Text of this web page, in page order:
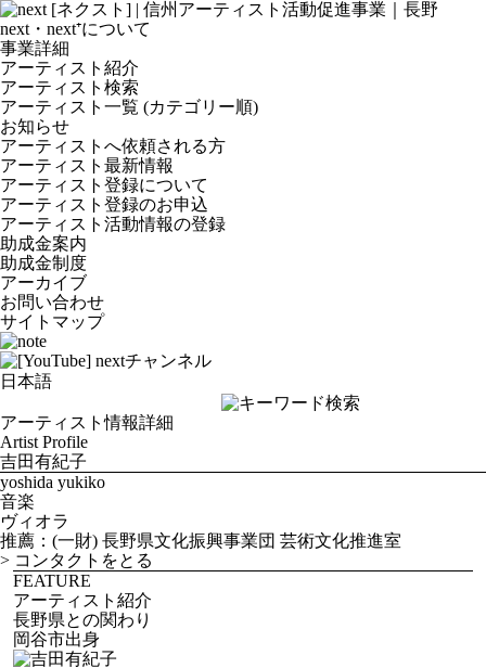
next・next⁺について
事業詳細
アーティスト紹介
アーティスト検索
アーティスト一覧 (カテゴリー順)
お知らせ
アーティストへ依頼される方
アーティスト最新情報
アーティスト登録について
アーティスト登録のお申込
アーティスト活動情報の登録
助成金案内
助成金制度
アーカイブ
お問い合わせ
サイトマップ
アーティスト情報詳細
Artist Profile
吉田有紀子
yoshida yukiko
音楽
ヴィオラ
推薦：(一財) 長野県文化振興事業団 芸術文化推進室
> コンタクトをとる
FEATURE
アーティスト紹介
長野県との関わり
岡谷市出身